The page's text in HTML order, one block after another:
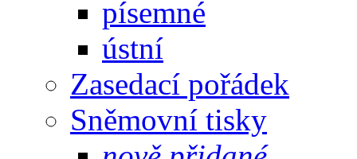
písemné
ústní
Zasedací pořádek
Sněmovní tisky